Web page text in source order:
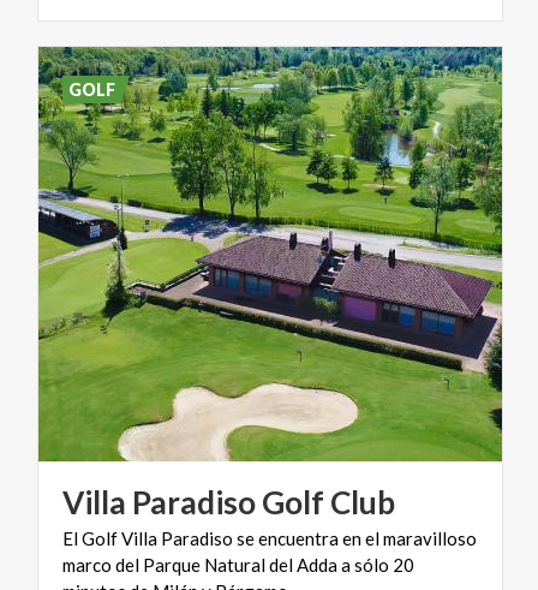
Villa ParadisoGolf Club
El Golf Villa Paradiso se encuentra en el maravilloso
marco del Parque Natural del Adda a sólo 20
GOLF